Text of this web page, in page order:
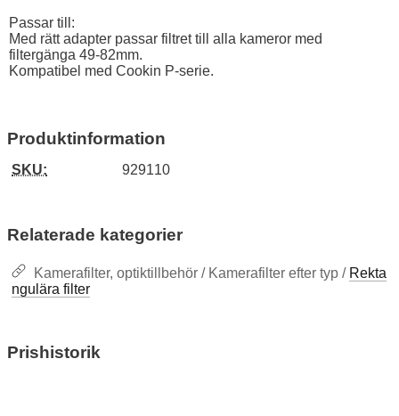
Passar till:
Med rätt adapter passar filtret till alla kameror med
filtergänga 49-82mm.
Kompatibel med Cookin P-serie.
Produktinformation
SKU: 929110
Relaterade kategorier
Kamerafilter, optiktillbehör / Kamerafilter efter typ / Rekta
ngulära filter
Prishistorik